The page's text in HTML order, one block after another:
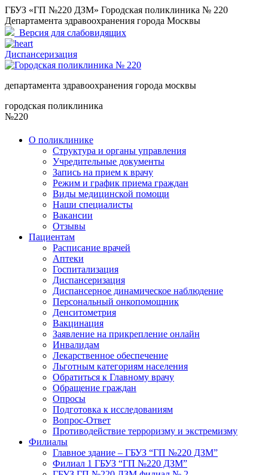
ГБУЗ «ГП №220 ДЗМ» Городская поликлиника № 220
Департамента здравоохранения города Москвы
Версия для слабовидящих
Диспансеризация
департамента здравоохранения города москвы
городская поликлиника
№220
О поликлинике
Структура и органы управления
Учредительные документы
Запись на прием к врачу
Режим и график приема граждан
Виды медицинской помощи
Наши специалисты
Вакансии
Отзывы
Пациентам
Расписание врачей
Аптеки
Госпитализация
Диспансеризация
Диспансерное динамическое наблюдение
Персональный онкопомощник
Денситометрия
Вакцинация
Заявление на прикрепление онлайн
Инвалидам
Лекарственное обеспечение
Льготным категориям населения
Обратиться к Главному врачу
Обращение граждан
Опросы
Подготовка к исследованиям
Вопрос-Ответ
Противодействие терроризму и экстремизму
Филиалы
Главное здание – ГБУЗ “ГП №220 ДЗМ”
Филиал 1 ГБУЗ “ГП №220 ДЗМ”